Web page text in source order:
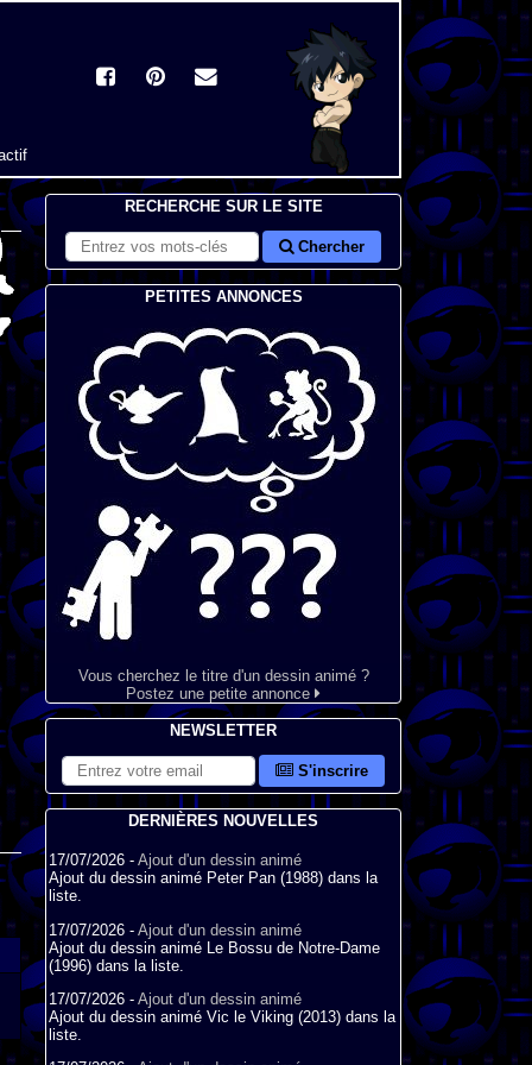
RECHERCHE SUR LE SITE
Chercher
PETITES ANNONCES
Vous cherchez le titre d'un dessin animé ?
Postez une petite annonce
NEWSLETTER
S'inscrire
DERNIÈRES NOUVELLES
17/07/2026 - Ajout d'un dessin animé
Ajout du dessin animé Peter Pan (1988) dans la
liste.
17/07/2026 - Ajout d'un dessin animé
Ajout du dessin animé Le Bossu de Notre-Dame
(1996) dans la liste.
17/07/2026 - Ajout d'un dessin animé
Ajout du dessin animé Vic le Viking (2013) dans la
liste.